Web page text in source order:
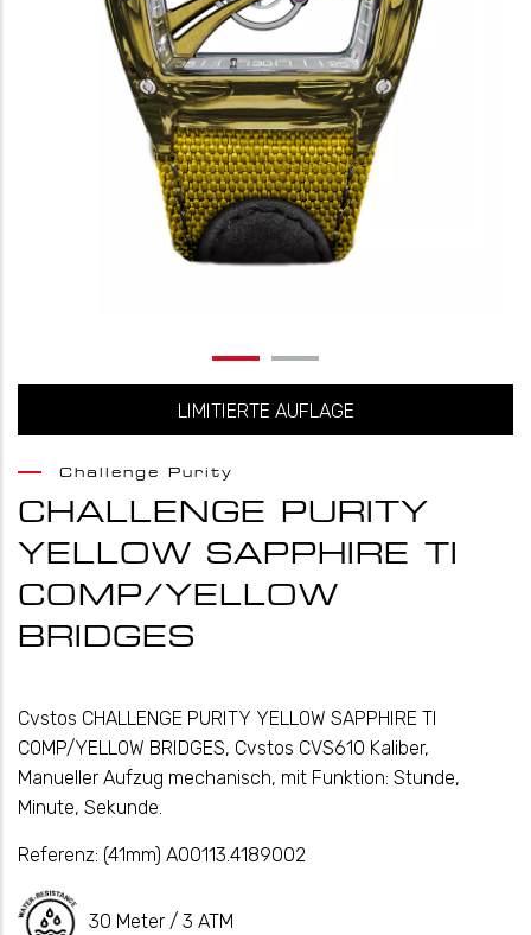
LIMITIERTE AUFLAGE
Challenge Purity
CHALLENGE PURITY
YELLOW SAPPHIRE TI
COMP/YELLOW
BRIDGES
Cvstos CHALLENGE PURITY YELLOW SAPPHIRE TI
COMP/YELLOW BRIDGES, Cvstos CVS610 Kaliber,
Manueller Aufzug mechanisch, mit Funktion: Stunde,
Minute, Sekunde.
Referenz: (41mm) A00113.4189002
30 Meter / 3 ATM